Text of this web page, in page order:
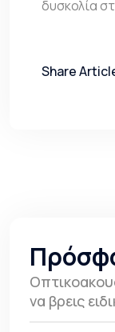
δυσκολία
Share
να βρεις